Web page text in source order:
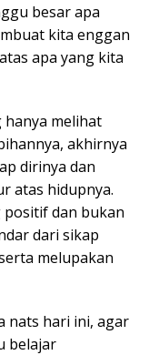
besar apa
kita enggan
apa yang kita
hanya melihat
akhirnya
dirinya dan
atas hidupnya.
positif dan bukan
dari sikap
melupakan
nats hari ini, agar
belajar